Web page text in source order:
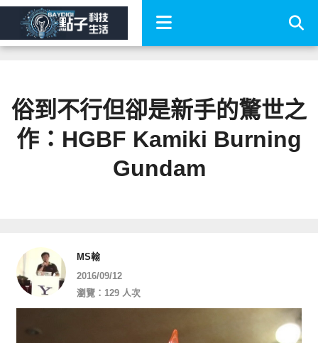
俗到不行但卻是新手的驚世之
作：HGBF Kamiki Burning
Gundam
MS翰
2016/09/12
瀏覽：129 人次